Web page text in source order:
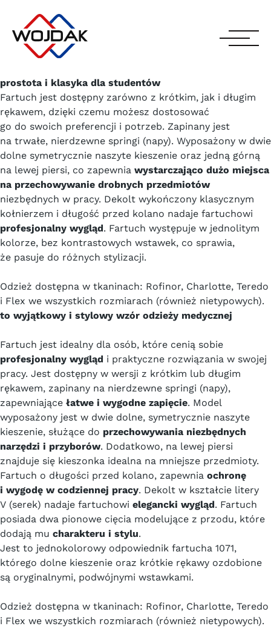
prostota i klasyka dla studentów
Fartuch jest dostępny zarówno z krótkim, jak i długim
rękawem, dzięki czemu możesz dostosować
go do swoich preferencji i potrzeb. Zapinany jest
na trwałe, nierdzewne springi (napy). Wyposażony w dwie
dolne symetrycznie naszyte kieszenie oraz jedną górną
na lewej piersi, co zapewnia wystarczająco dużo miejsca
na przechowywanie drobnych przedmiotów
niezbędnych w pracy. Dekolt wykończony klasycznym
kołnierzem i długość przed kolano nadaje fartuchowi
profesjonalny wygląd. Fartuch występuje w jednolitym
kolorze, bez kontrastowych wstawek, co sprawia,
że pasuje do różnych stylizacji.
Odzież dostępna w tkaninach: Rofinor, Charlotte, Teredo
i Flex we wszystkich rozmiarach (również nietypowych).
to wyjątkowy i stylowy wzór odzieży medycznej
Fartuch jest idealny dla osób, które cenią sobie
profesjonalny wygląd i praktyczne rozwiązania w swojej
pracy. Jest dostępny w wersji z krótkim lub długim
rękawem, zapinany na nierdzewne springi (napy),
zapewniające łatwe i wygodne zapięcie. Model
wyposażony jest w dwie dolne, symetrycznie naszyte
kieszenie, służące do przechowywania niezbędnych
narzędzi i przyborów. Dodatkowo, na lewej piersi
znajduje się kieszonka idealna na mniejsze przedmioty.
Fartuch o długości przed kolano, zapewnia ochronę
i wygodę w codziennej pracy. Dekolt w kształcie litery
V (serek) nadaje fartuchowi elegancki wygląd. Fartuch
posiada dwa pionowe cięcia modelujące z przodu, które
dodają mu charakteru i stylu.
Jest to jednokolorowy odpowiednik fartucha 1071,
którego dolne kieszenie oraz krótkie rękawy ozdobione
są oryginalnymi, podwójnymi wstawkami.
Odzież dostępna w tkaninach: Rofinor, Charlotte, Teredo
i Flex we wszystkich rozmiarach (również nietypowych).